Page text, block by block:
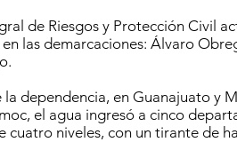
de Riesgos y Protección Civil
las demarcaciones: Álvaro
dependencia, en Guanajuato y
el agua ingresó a cinco
cuatro niveles, con un tirante de